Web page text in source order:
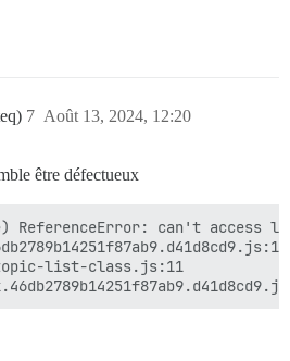
Août 13, 2024, 12:20
7
être défectueux
ReferenceError: can't
list-class.js:11